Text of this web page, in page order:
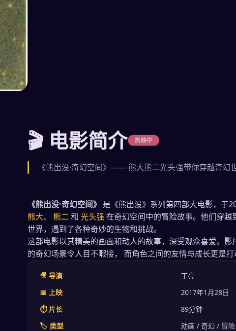
🎬 电影简介 热映中
《熊出没·奇幻空间》—— 熊大熊二光头强带你穿越奇幻
《熊出没·奇幻空间》 是《熊出没》系列第四部大电影，于
熊大、 熊二和 光头强 在奇幻空间中的冒险故事。他们穿越
世界，遇到了各种奇妙的生物和挑战。
这部电影以其精美的画面和动人的故事，深受观众喜爱。影
的奇幻场景令人目不暇接， 而角色之间的友情与成长更是打
🎥 导演
丁亮
📅 上映
2017年1月28日
⏱ 片长
89分钟
🏷 类型
动画 / 奇幻 / 冒险